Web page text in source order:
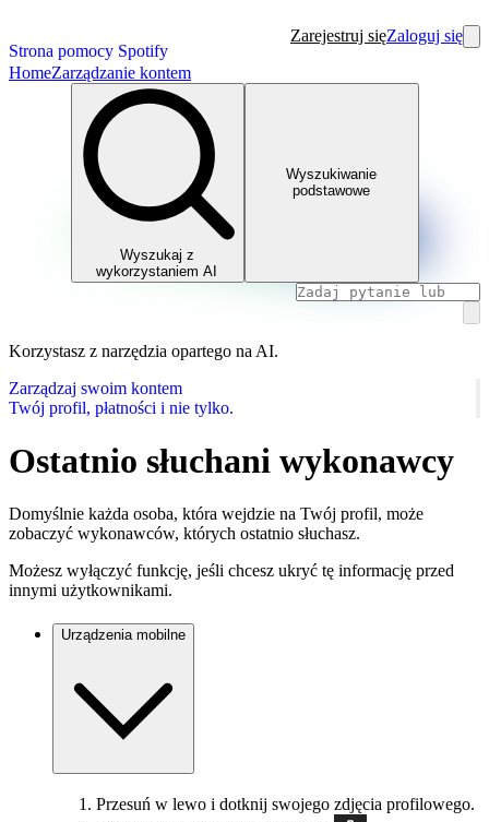
Strona pomocy Spotify
Zarejestruj sięZaloguj się
HomeZarządzanie kontem
Wyszukaj z
wykorzystaniem AI
Wyszukiwanie
podstawowe
Korzystasz z narzędzia opartego na AI.
Zarządzaj swoim kontem
Twój profil, płatności i nie tylko.
Ostatnio słuchani wykonawcy
Domyślnie każda osoba, która wejdzie na Twój profil, może
zobaczyć wykonawców, których ostatnio słuchasz.
Możesz wyłączyć funkcję, jeśli chcesz ukryć tę informację przed
innymi użytkownikami.
Urządzenia mobilne
Przesuń w lewo i dotknij swojego zdjęcia profilowego.